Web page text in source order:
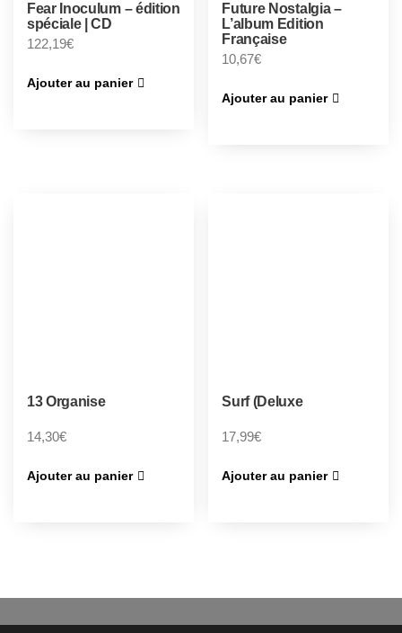
Fear Inoculum – édition
spéciale | CD
122,19€
Ajouter au panier
Future Nostalgia –
L’album Edition
Française
10,67€
Ajouter au panier
13 Organise
14,30€
Ajouter au panier
Surf (Deluxe
17,99€
Ajouter au panier